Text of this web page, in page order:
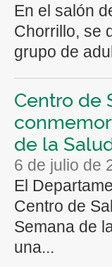
En el salón
Chorrillo, se
grupo de
Centro de
de la
6 de julio de
El
Centro de
Semana de
una...